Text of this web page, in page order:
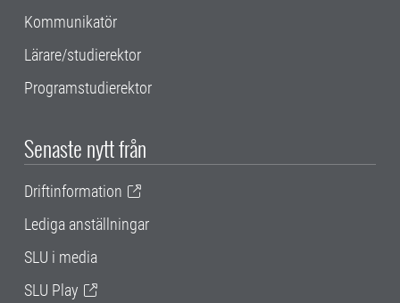
Kommunikatör
Lärare/studierektor
Programstudierektor
Senaste nytt från
Driftinformation
Lediga anställningar
SLU i media
SLU Play